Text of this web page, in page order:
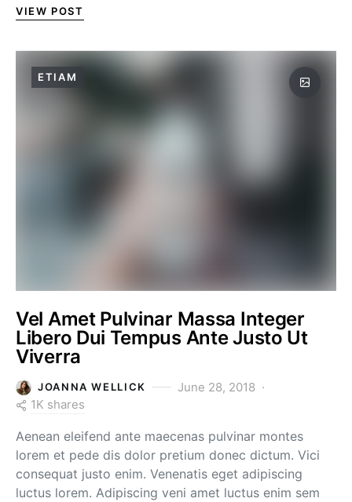
VIEW POST
ETIAM
Vel Amet Pulvinar Massa Integer
Libero Dui Tempus Ante Justo Ut
Viverra
JOANNA WELLICK
June 28, 2018
1K shares
Aenean eleifend ante maecenas pulvinar montes
lorem et pede dis dolor pretium donec dictum. Vici
consequat justo enim. Venenatis eget adipiscing
luctus lorem. Adipiscing veni amet luctus enim sem